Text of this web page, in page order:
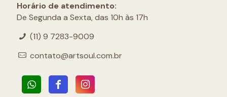
Horário de atendimento:
De Segunda a Sexta, das 10h às 17h
(11) 9 7283-9009
contato@artsoul.com.br